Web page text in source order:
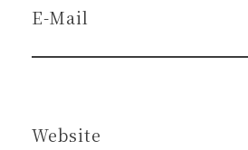
E-Mail
Website